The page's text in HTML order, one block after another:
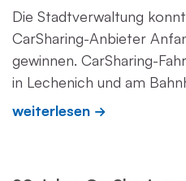
Die Stadtverwaltung
CarSharing-Anbieter
gewinnen. CarSharing-
in Lechenich und am
weiterlesen